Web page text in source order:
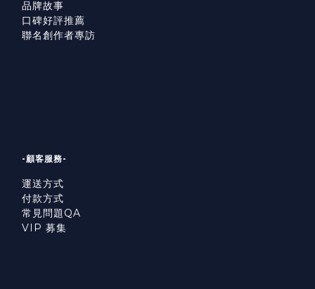
品牌故事
口碑好評推薦
聯名創作者專訪
-顧客服務-
運送方式
付款方式
常見問題QA
VIP 募集